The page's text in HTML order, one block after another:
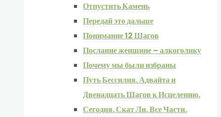
Отпустить Камень
Передай это дальше
Понимание 12 Шагов
Послание женщине – алкоголику
Почему мы были избраны
Путь Бессилия. Адвайта и
Двенадцать Шагов к Исцелению.
Сегодня. Скат Ли. Все Части.